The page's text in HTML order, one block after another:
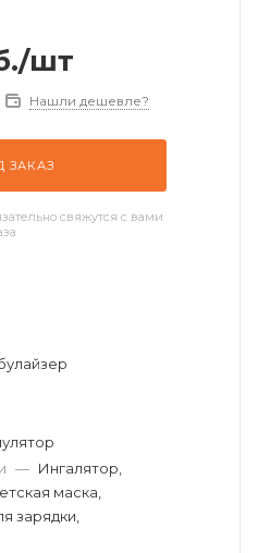
/шт
Нашли дешевле?
ЗАКАЗ
свяжутся с вами
— Ингалятор,
маска,
зарядки,